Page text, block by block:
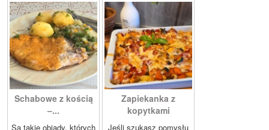
Schabowe z kością
–...
Są takie obiady, których
Zapiekanka z
kopytkami
Jeśli szukasz pomysłu